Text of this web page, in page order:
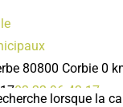
80800 Corbie 0
03 22 96 43 17
lorsque la